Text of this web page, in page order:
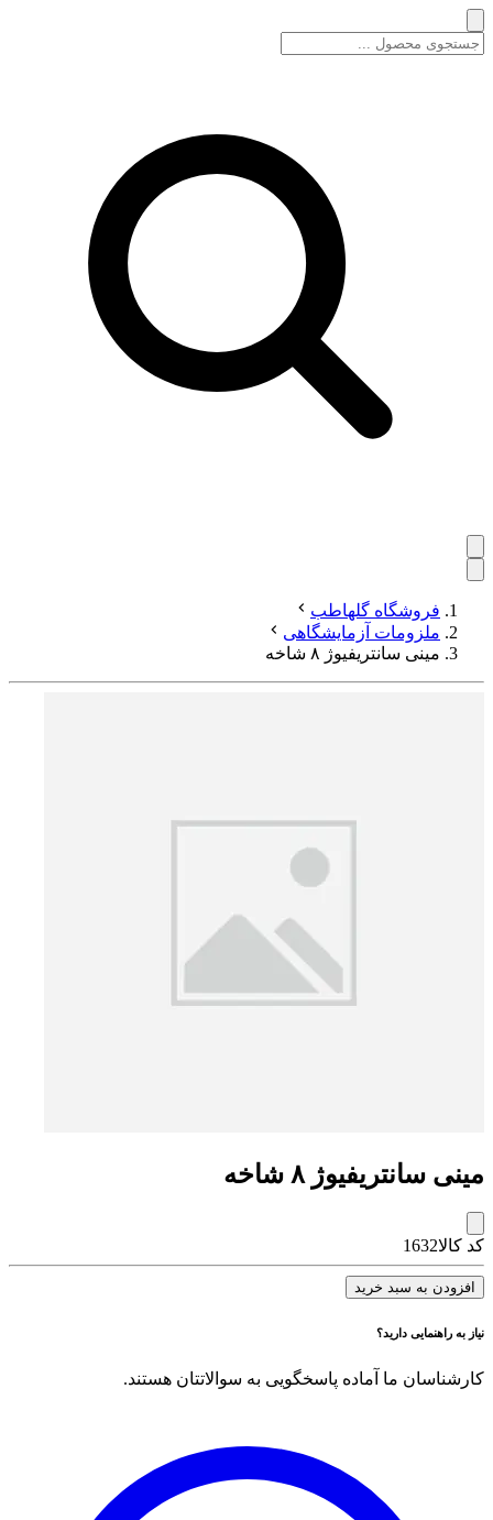
فروشگاه گلهاطب
ملزومات آزمایشگاهی
مینی سانتریفیوژ ۸ شاخه
مینی سانتریفیوژ ۸ شاخه
کد کالا1632
افزودن به سبد خرید
نیاز به راهنمایی دارید؟
کارشناسان ما آماده پاسخگویی به سوالاتتان هستند.